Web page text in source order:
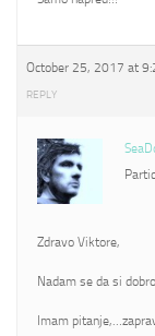
October 25, 2017 at
REPLY
Zdravo Viktore,
Nadam se da si
Imam